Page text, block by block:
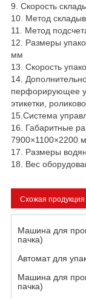
9. Скорость
10. Метод
11. Метод
12. Размеры
мм
13. Скорость
14.
перфорирующее
этикетки,
15.Система
16. Габаритные
7900×1100×2200
17. Размеры
18. Вес
Схожая продукция
Машина для
пачка)
Автомат для
Машина для
пачка)